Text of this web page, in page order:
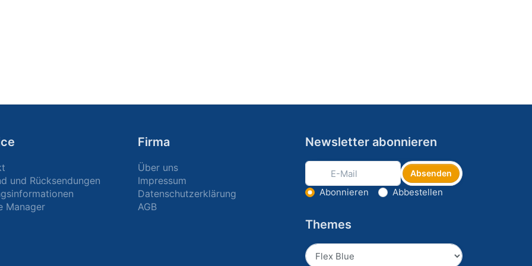
und Rücksendungen
Manager
Firma
Über uns
Impressum
Datenschutzerklärung
AGB
Newsletter abonnieren
Absenden
Aktion wählen
Abonnieren Abbestellen
Themes